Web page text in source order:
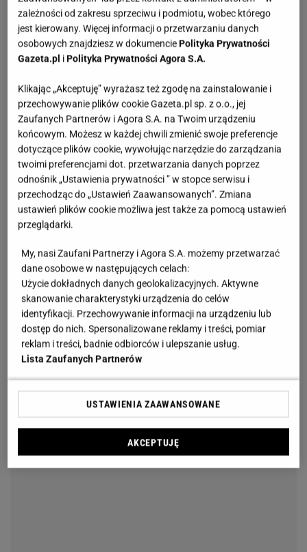
przygotowanie.
Klasyczne ekspresy do kawy. Elegancja, wygoda i
doskonały smak
Ekspresy do kawy to jeden z najpopularniejszych
wyborów na rynku.Dzięki nim parzenie espresso,
cappuccino czy latte staje się szybkie i proste.
Ekspres ciśnieniowy pozwala uzyskać kawę o
idealnej mocy, w krótkim czasie, bez konieczności
zaawansowanej obsługi. Wybór odpowiedniego
urządzenia zależy od tego, czy zależy Ci na
zaawansowane funkcje, takie jak mielenie kawy czy
programowanie napoju. Współczesne ekspresy to
sprzęt, który sprawdza się w codziennym
użytkowaniu. Dzięki technologii ciśnieniowej kawa
parzy się w odpowiedniej temperaturze, co uwalnia
pełnię jej smaku. Ekspresy automatyczne są
idealnym rozwiązaniem dla tych, którzy cenią
wygodę, podczas gdy modele manualne oferują
pełną kontrolę nad procesem parzenia.
zależności od zakresu sprzeciwu i podmiotu, wobec którego
jest kierowany. Więcej informacji o przetwarzaniu danych
osobowych znajdziesz w dokumencie Polityka Prywatności
Gazeta.pl i Polityka Prywatności Agora S.A.
Klikając „Akceptuję” wyrażasz też zgodę na zainstalowanie i
przechowywanie plików cookie Gazeta.pl sp. z o.o., jej
Zaufanych Partnerów i Agora S.A. na Twoim urządzeniu
końcowym. Możesz w każdej chwili zmienić swoje preferencje
dotyczące plików cookie, wywołując narzędzie do zarządzania
twoimi preferencjami dot. przetwarzania danych poprzez
odnośnik „Ustawienia prywatności ” w stopce serwisu i
przechodząc do „Ustawień Zaawansowanych”. Zmiana
ustawień plików cookie możliwa jest także za pomocą ustawień
przeglądarki.
My, nasi Zaufani Partnerzy i Agora S.A. możemy przetwarzać
dane osobowe w następujących celach:
Użycie dokładnych danych geolokalizacyjnych. Aktywne
skanowanie charakterystyki urządzenia do celów
identyfikacji. Przechowywanie informacji na urządzeniu lub
dostęp do nich. Spersonalizowane reklamy i treści, pomiar
reklam i treści, badnie odbiorców i ulepszanie usług.
Lista Zaufanych Partnerów
USTAWIENIA ZAAWANSOWANE
AKCEPTUJĘ